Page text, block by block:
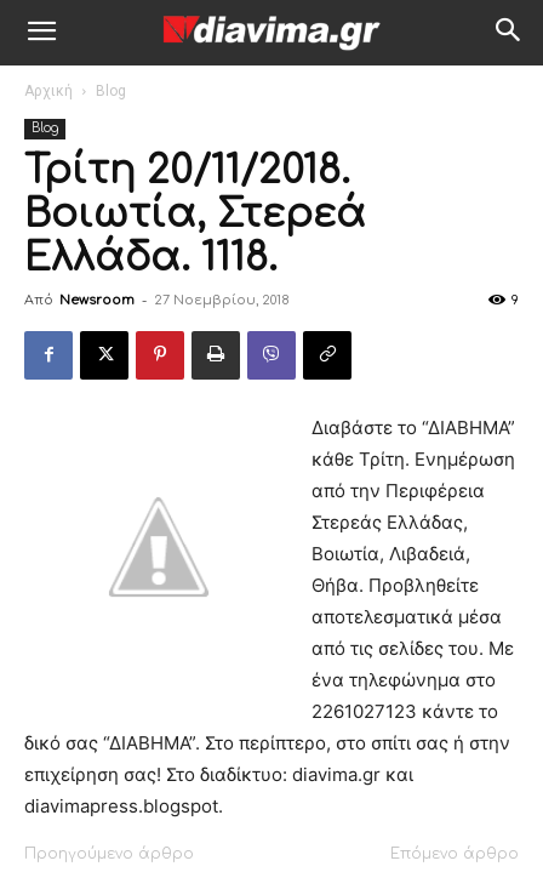
Αρχική Blog
Blog
Τρίτη 20/11/2018.
Βοιωτία, Στερεά
Ελλάδα. 1118.
Από Newsroom - 27 Νοεμβρίου, 2018 9
Διαβάστε το “ΔIABHMA”
κάθε Τρίτη. Ενημέρωση
από την Περιφέρεια
Στερεάς Ελλάδας,
Βοιωτία, Λιβαδειά,
Θήβα. Προβληθείτε
αποτελεσματικά μέσα
από τις σελίδες του. Με
ένα τηλεφώνημα στο
2261027123 κάντε το
δικό σας “ΔΙΑΒΗΜΑ”. Στο περίπτερο, στο σπίτι σας ή στην
επιχείρηση σας! Στο διαδίκτυο: diavima.gr και
diavimapress.blogspot.
Προηγούμενο άρθρο Επόμενο άρθρο